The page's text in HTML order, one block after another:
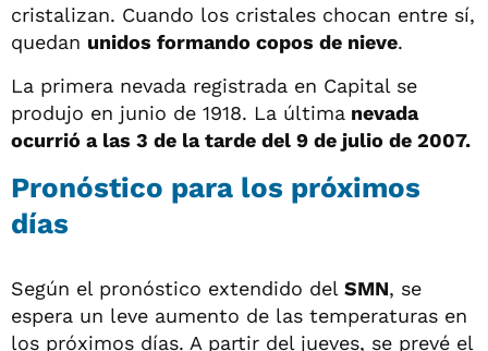
cristalizan. Cuando los cristales chocan entre sí,
quedan unidos formando copos de nieve.
La primera nevada registrada en Capital se
produjo en junio de 1918. La última nevada
ocurrió a las 3 de la tarde del 9 de julio de 2007.
Pronóstico para los próximos
días
Según el pronóstico extendido del SMN, se
espera un leve aumento de las temperaturas en
los próximos días. A partir del jueves, se prevé el